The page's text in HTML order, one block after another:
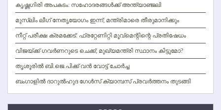
കൃഷ്ണഗിരി അപകടം: സഹോദരങ്ങള്‍ക്ക് അന്ത്യാഞ്ജലി
മുസ്ലിം ലീഗ് നേതൃയോഗം ഇന്ന്; മന്ത്രിമാരെ തീരുമാനിക്കും
നീറ്റ് പരീക്ഷ ക്രമക്കേട്: ഫ്രറ്റേണിറ്റി മൂവ്‌മെന്റിന്റെ പ്രതിഷേധം
വിജയ്ക്ക് ഗവര്‍ണറുടെ ചെക്ക്; മുഖ്യമന്ത്രി സ്ഥാനം കിട്ടുമോ?
തൃശൂരില്‍ ബി.ജെ.പിക്ക് വന്‍ വോട്ട് ചോര്‍ച്ച
ബംഗാളില്‍ ദാറുല്‍ഹുദ ഗേള്‍സ് ക്യാമ്പസ് പ്രവര്‍ത്തനം തുടങ്ങി